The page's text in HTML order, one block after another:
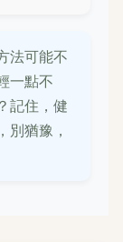
法可能不
一點不
記住，健
別猶豫，